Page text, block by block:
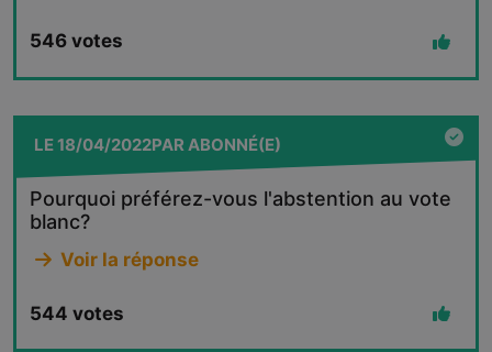
546 votes
LE18/04/2022PAR ABONNÉ(E)
Pourquoi préférez-vous l'abstention au vote
blanc?
Voir la réponse
544 votes